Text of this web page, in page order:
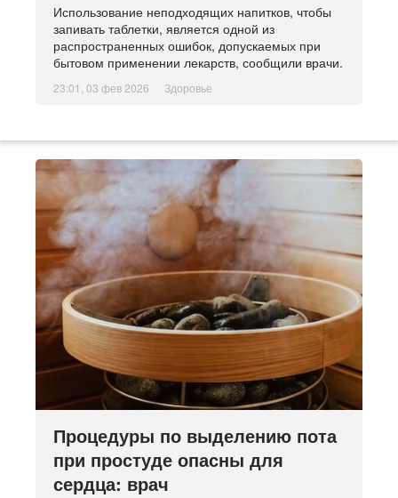
Использование неподходящих напитков, чтобы
запивать таблетки, является одной из
распространенных ошибок, допускаемых при
бытовом применении лекарств, сообщили врачи.
23:01, 03 фев 2026 Здоровье
Процедуры по выделению пота
при простуде опасны для
сердца: врач